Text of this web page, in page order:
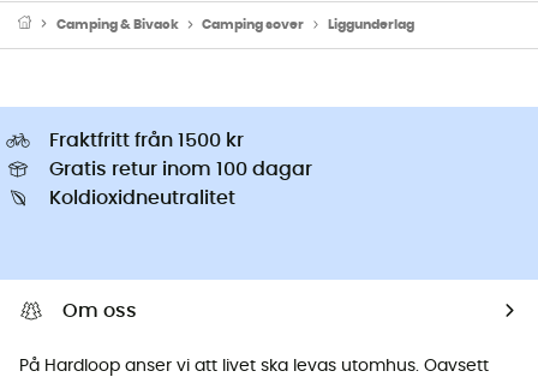
Camping & Bivack Camping sover Liggunderlag
Fraktfritt från 1500 kr
Gratis retur inom 100 dagar
Koldioxidneutralitet
Om oss
På Hardloop anser vi att livet ska levas utomhus. Oavsett